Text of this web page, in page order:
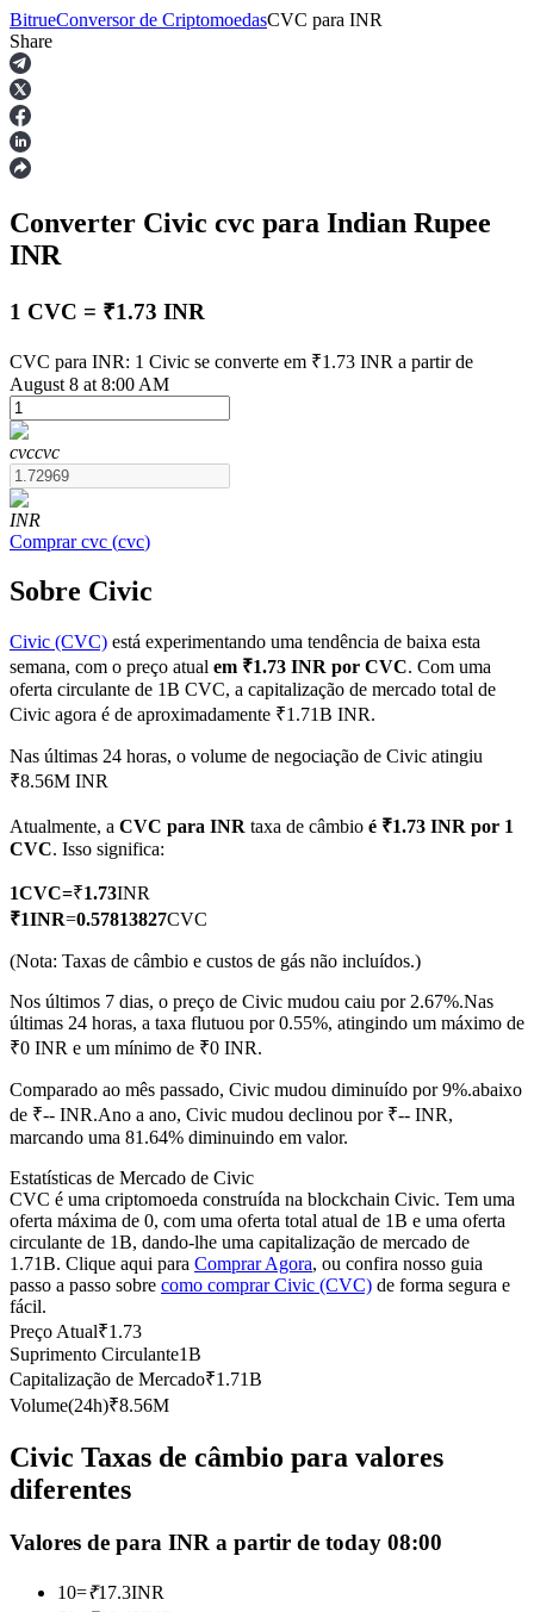
Futuros
Futuros de USDT
Futuros usando USDT como garantia
Futuros COIN-M
Futuros de criptomoeda
TradFi
Futuros de USDC
Futuros usando USDC como garantia
Copiar Trading
Junte-se aos principais traders
BitrueConversor de CriptomoedasCVC para INR
Share
Converter Civic cvc para Indian Rupee
INR
1 CVC = ₹1.73 INR
CVC para INR: 1 Civic se converte em ₹1.73 INR a partir de
August 8 at 8:00 AM
cvccvc
INR
Comprar cvc (cvc)
Sobre Civic
Civic (CVC) está experimentando uma tendência de baixa esta
semana, com o preço atual em ₹1.73 INR por CVC. Com uma
oferta circulante de 1B CVC, a capitalização de mercado total de
Civic agora é de aproximadamente ₹1.71B INR.
Nas últimas 24 horas, o volume de negociação de Civic atingiu
₹8.56M INR
Atualmente, a CVC para INR taxa de câmbio é ₹1.73 INR por 1
CVC. Isso significa:
1CVC=₹1.73INR
₹1INR=0.57813827CVC
(Nota: Taxas de câmbio e custos de gás não incluídos.)
Nos últimos 7 dias, o preço de Civic mudou caiu por 2.67%.Nas
últimas 24 horas, a taxa flutuou por 0.55%, atingindo um máximo de
₹0 INR e um mínimo de ₹0 INR.
Comparado ao mês passado, Civic mudou diminuído por 9%.abaixo
de ₹-- INR.Ano a ano, Civic mudou declinou por ₹-- INR,
marcando uma 81.64% diminuindo em valor.
Estatísticas de Mercado de Civic
CVC é uma criptomoeda construída na blockchain Civic. Tem uma
oferta máxima de 0, com uma oferta total atual de 1B e uma oferta
circulante de 1B, dando-lhe uma capitalização de mercado de
1.71B. Clique aqui para Comprar Agora, ou confira nosso guia
passo a passo sobre como comprar Civic (CVC) de forma segura e
fácil.
Preço Atual₹1.73
Suprimento Circulante1B
Capitalização de Mercado₹1.71B
Volume(24h)₹8.56M
Civic Taxas de câmbio para valores
diferentes
Valores de para INR a partir de today 08:00
10=₹17.3INR